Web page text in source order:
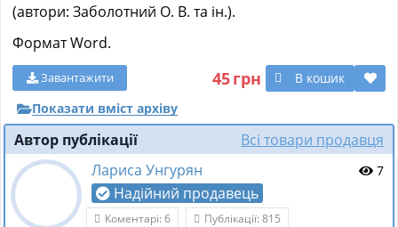
(автори: Заболотний О. В. та ін.).
Формат Word.
45грн В кошик
Завантажити
Показати вміст архіву
Автор публікації
Всі товари продавця
Лариса Унгурян
Надійний продавець
7
Коментарі: 6
Публікації: 815